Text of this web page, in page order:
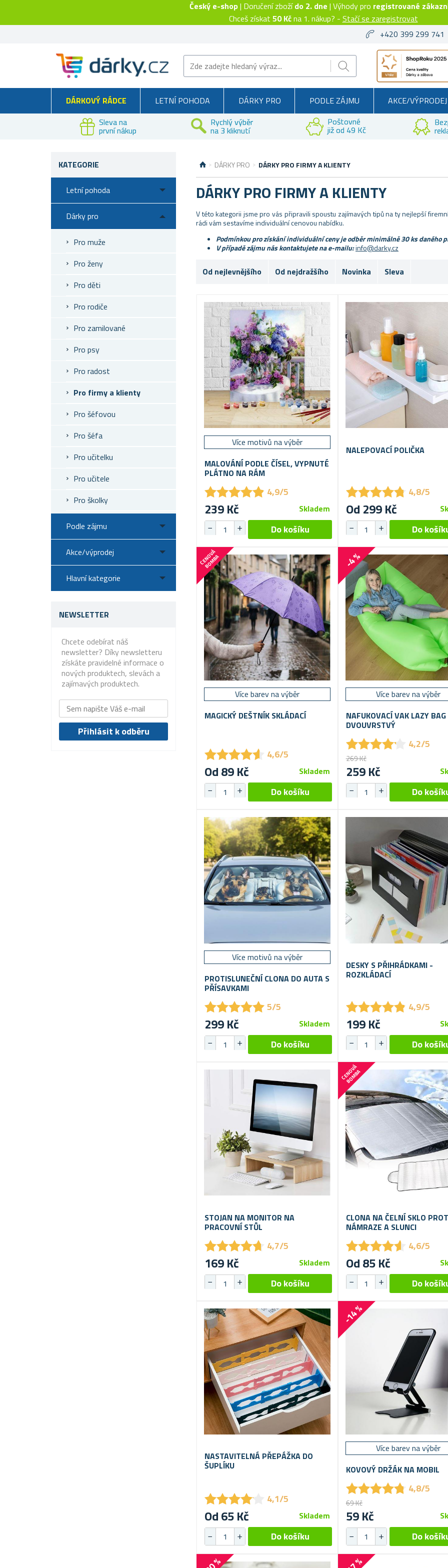
Český e-shop| Doručení zbožído 2. dne | Výhody pro registrované
Chceš získat 50 Kčna 1. nákup? - Stačí se zaregistrovat
+420 399 299 741
DÁRKOVÝ RÁDCE LETNÍ POHODA DÁRKY PRO PODLE ZÁJMU AKCE/VÝPRODEJ
Sleva na
první nákup
Rychlý výběr
na 3 kliknutí
Poštovné
již od 49 Kč
KATEGORIE
Letní pohoda
Dárky pro
Pro muže
Pro ženy
Pro děti
Pro rodiče
Pro zamilované
Pro psy
Pro radost
Pro firmy a klienty
Pro šéfovou
Pro šéfa
Pro učitelku
Pro učitele
Pro školky
Podle zájmu
Akce/výprodej
Hlavní kategorie
NEWSLETTER
Chcete odebírat náš
newsletter? Díky newsletteru
získáte pravidelné informace o
nových produktech, slevách a
zajímavých produktech.
DÁRKY PRO DÁRKY PRO FIRMY A KLIENTY
DÁRKY PRO FIRMY A KLIENTY
V této kategorii jsme pro vás připravili spoustu zajímavých tipů na ty nejlepší
rádi vám sestavíme individuální cenovou nabídku.
Podmínkou pro získání individuální ceny je odběr minimálně 30 ks daného
V případě zájmu nás kontaktujete na e-mailu:info@darky.cz
Od nejlevnějšího Od nejdražšího Novinka Sleva
Více motivů na výběr
MALOVÁNÍ PODLE ČÍSEL, VYPNUTÉ
PLÁTNO NA RÁM
★★★★★
★★★★★ 4,9/5
239 Kč Skladem
NALEPOVACÍ POLIČKA
★★★★★
★★★★★ 4,8/5
Od 299 Kč
C
E
N
O
V
Á
B
O
M
B
A
Více barev na výběr
MAGICKÝ DEŠTNÍK SKLÁDACÍ
★★★★★
★★★★★ 4,6/5
Od 89 Kč Skladem
-4 %
Více barev na výběr
NAFUKOVACÍ VAK LAZY BAG
DVOUVRSTVÝ
★★★★★
★★★★★ 4,2/5
269 Kč
259 Kč
Více motivů na výběr
PROTISLUNEČNÍ CLONA DO AUTA S
PŘÍSAVKAMI
★★★★★
★★★★★5/5
299 Kč Skladem
DESKY S PŘIHRÁDKAMI -
ROZKLÁDACÍ
★★★★★
★★★★★ 4,9/5
199 Kč
STOJAN NA MONITOR NA
PRACOVNÍ STŮL
★★★★★
★★★★★ 4,7/5
169 Kč Skladem
C
E
N
O
V
Á
B
O
M
B
A
CLONA NA ČELNÍ SKLO
NÁMRAZE A SLUNCI
★★★★★
★★★★★ 4,6/5
Od 85 Kč
NASTAVITELNÁ PŘEPÁŽKA DO
ŠUPLÍKU
★★★★★
★★★★★ 4,1/5
Od 65 Kč Skladem
-14 %
Více barev na výběr
KOVOVÝ DRŽÁK NA MOBIL
★★★★★
★★★★★ 4,8/5
69 Kč
59 Kč